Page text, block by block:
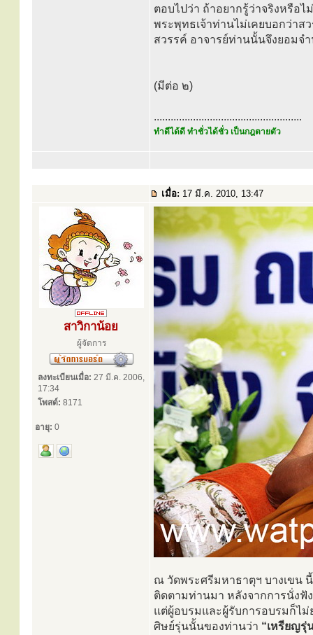
ตอบไปว่า ถ้าอยากรู้ว่าจริงหรือ
พระพุทธเจ้าท่านไม่เคยบอกว่าส
สวรรค์ อาจารย์ท่านนั้นจึงยอมจ
(มีต่อ ๒)
.....................................................
ทำดีได้ดี ทำชั่วได้ชั่ว เป็นกฎตายตัว
เมื่อ: 17 มี.ค. 2010, 13:47
สาวิกาน้อย
ผู้จัดการ
ลงทะเบียนเมื่อ: 27 มี.ค. 2006,
17:34
โพสต์: 8171
อายุ: 0
ณ วัดพระศรีมหาธาตุฯ บางเขน
ติดตามท่านมา หลังจากการนั่งฟั
แต่ผู้อบรมและผู้รับการอบรมก็ไ
ศิษย์รุ่นนั้นของท่านว่า “เหรียญรุ่